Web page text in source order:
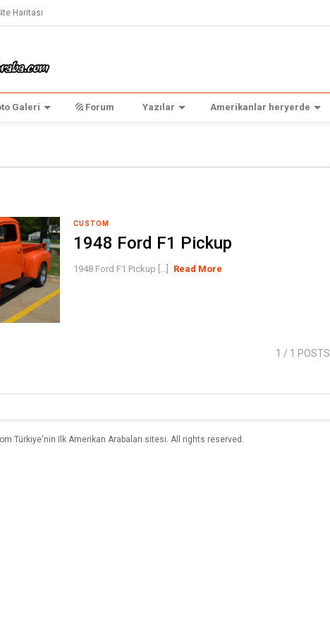
Haritası
Galeri Forum Yazılar Amerikanlar heryerde
CUSTOM
1948 Ford F1 Pickup
1948 Ford F1 Pickup [...] Read More
1 / 1 POSTS
Türkiye'nin Ilk Amerikan Arabaları sitesi. All rights reserved.